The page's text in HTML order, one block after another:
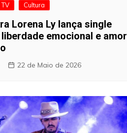
Cultura
Lorena Ly lança single
emocional e amor
22 de Maio de 2026